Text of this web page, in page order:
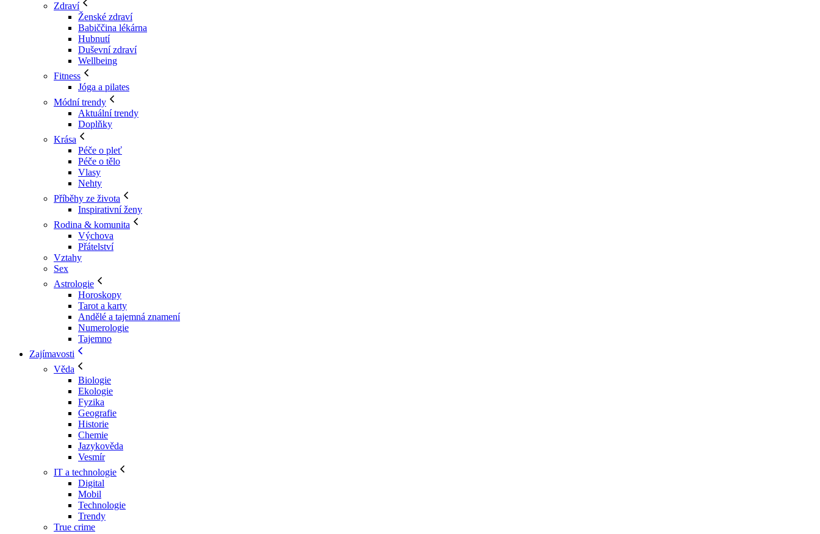
Zdraví
Ženské zdraví
Babiččina lékárna
Hubnutí
Duševní zdraví
Wellbeing
Fitness
Jóga a pilates
Módní trendy
Aktuální trendy
Doplňky
Krása
Péče o pleť
Péče o tělo
Vlasy
Nehty
Příběhy ze života
Inspirativní ženy
Rodina & komunita
Výchova
Přátelství
Vztahy
Sex
Astrologie
Horoskopy
Tarot a karty
Andělé a tajemná znamení
Numerologie
Tajemno
Zajímavosti
Věda
Biologie
Ekologie
Fyzika
Geografie
Historie
Chemie
Jazykověda
Vesmír
IT a technologie
Digital
Mobil
Technologie
Trendy
True crime